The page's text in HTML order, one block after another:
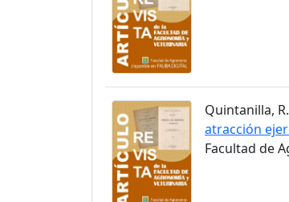
Quintanilla,
atracción
Facultad de